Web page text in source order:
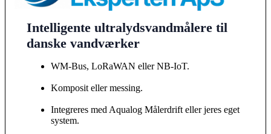
Intelligente ultralydsvandmålere til
danske vandværker
WM-Bus, LoRaWAN eller NB-IoT.
Komposit eller messing.
Integreres med Aqualog Målerdrift eller jeres eget
system.